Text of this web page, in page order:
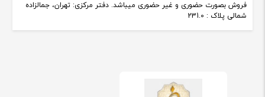
فروش بصورت حضوری و غیر حضوری میباشد. دفتر مرکزی: تهران، جمالزاده
شمالی پلاک : 231.0